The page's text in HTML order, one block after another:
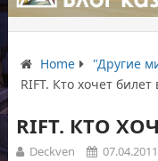
Home
"Другие
RIFT. Кто хочет билет
RIFT. КТО
Deckven 07.04.2011